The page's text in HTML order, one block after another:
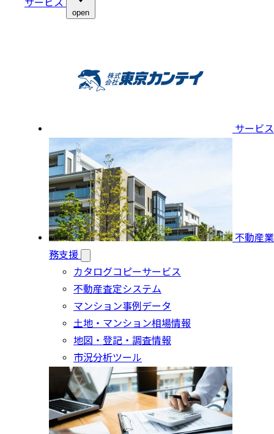
サービス
open
サービス
不動産業
務支援
カタログコピーサービス
不動産査定システム
マンション事例データ
土地・マンション相場情報
地図・登記・調査情報
市況分析ツール